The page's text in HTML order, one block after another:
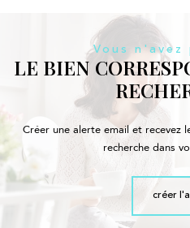
Vous n'avez
LE BIEN
Créer une alerte email et recevez
recherche dans
créer